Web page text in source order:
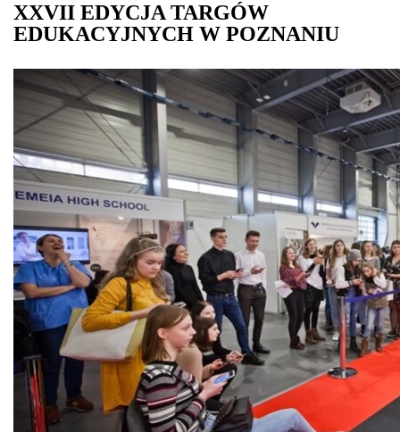
XXVII EDYCJA TARGÓW
EDUKACYJNYCH W POZNANIU